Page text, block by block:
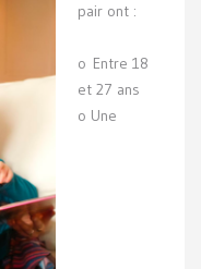
pair ont :
o Entre 18
et 27 ans
o Une